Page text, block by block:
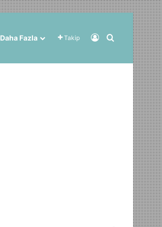
Daha Fazla Takip Kayıt OlArama yap